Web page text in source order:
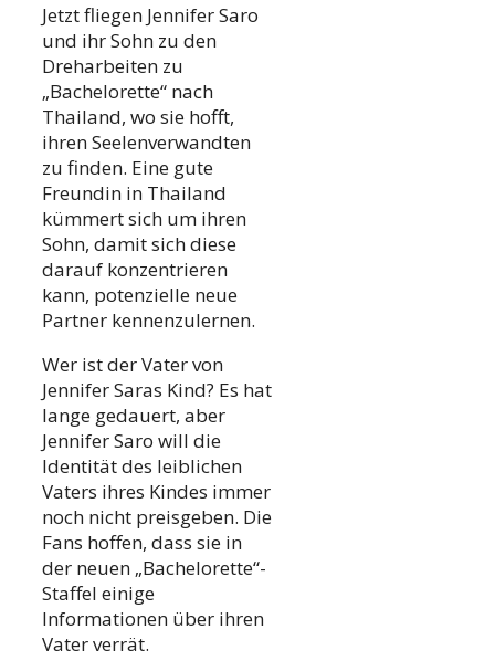
Jetzt fliegen Jennifer Saro
und ihr Sohn zu den
Dreharbeiten zu
„Bachelorette“ nach
Thailand, wo sie hofft,
ihren Seelenverwandten
zu finden. Eine gute
Freundin in Thailand
kümmert sich um ihren
Sohn, damit sich diese
darauf konzentrieren
kann, potenzielle neue
Partner kennenzulernen.
Wer ist der Vater von
Jennifer Saras Kind? Es hat
lange gedauert, aber
Jennifer Saro will die
Identität des leiblichen
Vaters ihres Kindes immer
noch nicht preisgeben. Die
Fans hoffen, dass sie in
der neuen „Bachelorette“-
Staffel einige
Informationen über ihren
Vater verrät.